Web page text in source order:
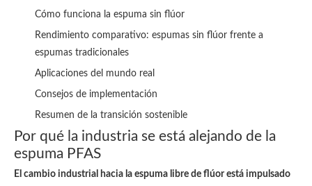
Cómo funciona la espuma sin flúor
Rendimiento comparativo: espumas sin flúor frente a
espumas tradicionales
Aplicaciones del mundo real
Consejos de implementación
Resumen de la transición sostenible
Por qué la industria se está alejando de la
espuma PFAS
El cambio industrial hacia la espuma libre de flúor está impulsado